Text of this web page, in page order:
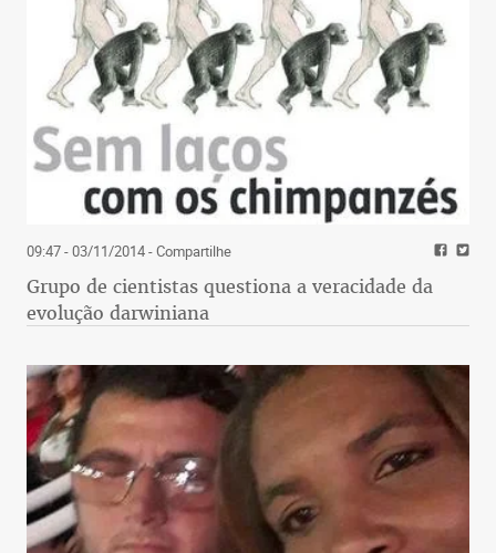
09:47 - 03/11/2014- Compartilhe
Grupo de cientistas questiona a veracidade da
evolução darwiniana